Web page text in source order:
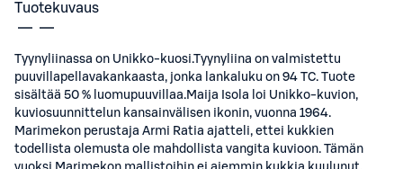
Tuotekuvaus
Tyynyliinassa on Unikko-kuosi.Tyynyliina on valmistettu
puuvillapellavakankaasta, jonka lankaluku on 94 TC. Tuote
sisältää 50 % luomupuuvillaa.Maija Isola loi Unikko-kuvion,
kuviosuunnittelun kansainvälisen ikonin, vuonna 1964.
Marimekon perustaja Armi Ratia ajatteli, ettei kukkien
todellista olemusta ole mahdollista vangita kuvioon. Tämän